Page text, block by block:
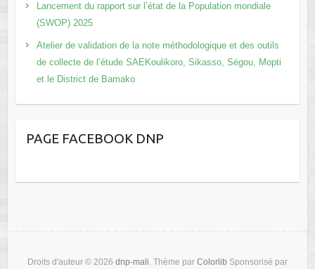
Lancement du rapport sur l’état de la Population mondiale
(SWOP) 2025
Atelier de validation de la note méthodologique et des outils
de collecte de l’étude SAEKoulikoro, Sikasso, Ségou, Mopti
et le District de Bamako
PAGE FACEBOOK DNP
Droits d'auteur © 2026 dnp-mali. Thème par Colorlib Sponsorisé par